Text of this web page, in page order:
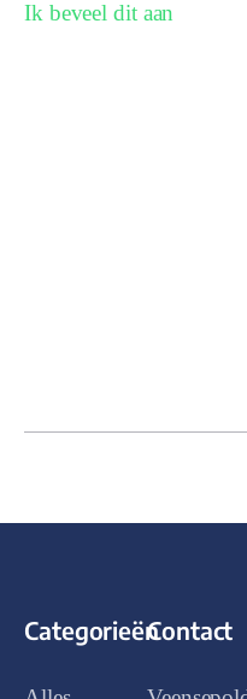
Ik beveel dit aan
CategorieënContact